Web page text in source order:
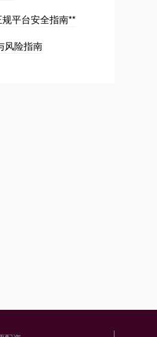
平台安全指南**
风险指南